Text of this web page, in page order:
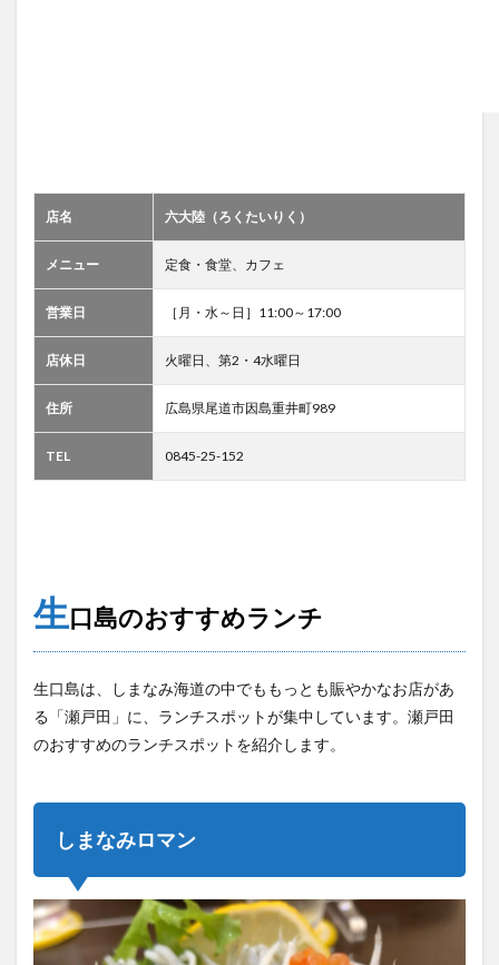
店名 六大陸（ろくたいりく）
メニュー 定食・食堂、カフェ
営業日 ［月・水～日］11:00～17:00
店休日 火曜日、第2・4水曜日
住所 広島県尾道市因島重井町989
TEL 0845-25-152
生口島のおすすめランチ
生口島は、しまなみ海道の中でももっとも賑やかなお店があ
る「瀬戸田」に、ランチスポットが集中しています。瀬戸田
のおすすめのランチスポットを紹介します。
しまなみロマン